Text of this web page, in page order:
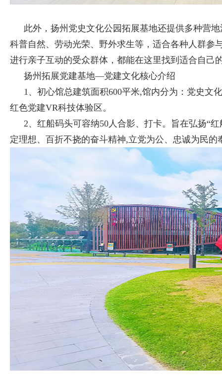
此外，扬州党史文化公园拓展基地还提供多种营
科普自然、劳动光荣、野外求生等，适合各种人群参
进行亲子互动的受众群体，都能在这里找到适合自己
扬州拓展党建基地—党建文化核心介绍
1、初心馆总建筑面积600平米,馆内分为：党史文
红色党建VR科技体验区。
2、红船码头可容纳50人合影、打卡。旨在弘扬“
定理想、百折不挠的奋斗精神,立党为公、忠诚为民的